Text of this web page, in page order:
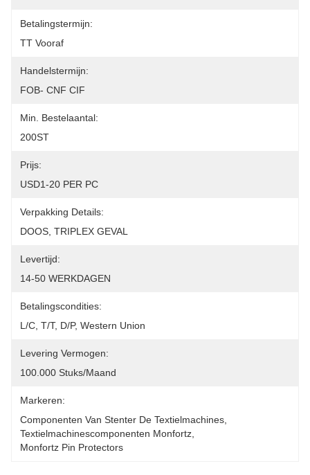
Betalingstermijn:
TT Vooraf
Handelstermijn:
FOB- CNF CIF
Min. Bestelaantal:
200ST
Prijs:
USD1-20 PER PC
Verpakking Details:
DOOS, TRIPLEX GEVAL
Levertijd:
14-50 WERKDAGEN
Betalingscondities:
L/C, T/T, D/P, Western Union
Levering Vermogen:
100.000 Stuks/maand
Markeren:
Componenten Van Stenter De Textielmachines
Textielmachinescomponenten Monfortz
Monfortz Pin Protectors